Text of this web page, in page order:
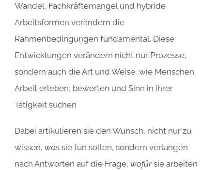
Wandel, Fachkräftemangel und hybride
Arbeitsformen verändern die
Rahmenbedingungen fundamental. Diese
Entwicklungen verändern nicht nur Prozesse,
sondern auch die Art und Weise, wie Menschen
Arbeit erleben, bewerten und Sinn in ihrer
Tätigkeit suchen
Dabei artikulieren sie den Wunsch, nicht nur zu
wissen, wassie tun sollen, sondern verlangen
nach Antworten auf die Frage, wofürsie arbeiten